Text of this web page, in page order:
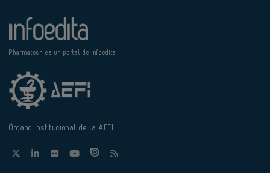
Pharmatech es un portal de Infoedita
Órgano institucional de la AEFI